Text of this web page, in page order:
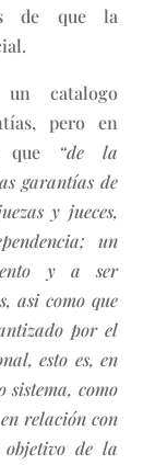
de que la
catalogo
pero en
que “de la
garantías de
y jueces,
un
y a ser
asi como que
por el
esto es, en
como
relación con
de la